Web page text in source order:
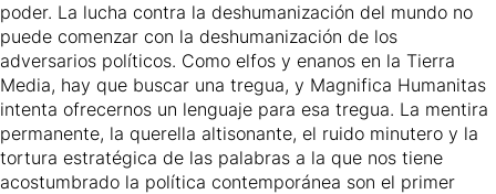
poder. La lucha contra la deshumanización del mundo no
puede comenzar con la deshumanización de los
adversarios políticos. Como elfos y enanos en la Tierra
Media, hay que buscar una tregua, y Magnifica Humanitas
intenta ofrecernos un lenguaje para esa tregua. La mentira
permanente, la querella altisonante, el ruido minutero y la
tortura estratégica de las palabras a la que nos tiene
acostumbrado la política contemporánea son el primer